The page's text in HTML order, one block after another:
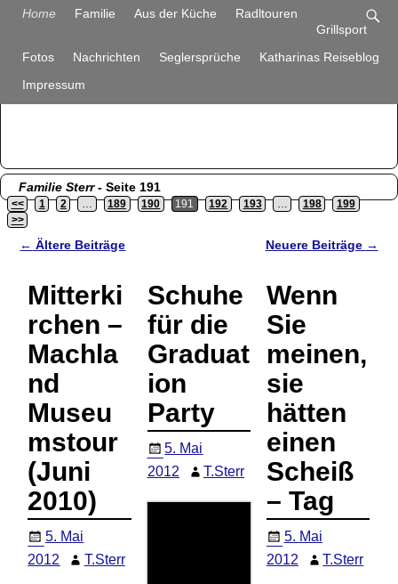
Home Familie Aus der Küche
Radltouren
Grillsport
Fotos
Nachrichten Seglersprüche
Katharinas Reiseblog
Impressum
Familie Sterr
Familie Sterr- Seite 191
<< 1 2 … 189 190 191 192 193 … 198
199
>>
← Ältere Beiträge Neuere Beiträge →
Mitterki
rchen –
Machla
nd
Museu
mstour
(Juni
2010)
5. Mai
2012
T.Sterr
Schuhe
für die
Graduat
ion
Party
5. Mai
2012
T.Sterr
Wenn
Sie
meinen,
sie
hätten
einen
Scheiß
– Tag
5. Mai
2012
T.Sterr